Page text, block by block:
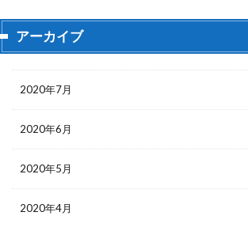
アーカイブ
2020年7月
2020年6月
2020年5月
2020年4月